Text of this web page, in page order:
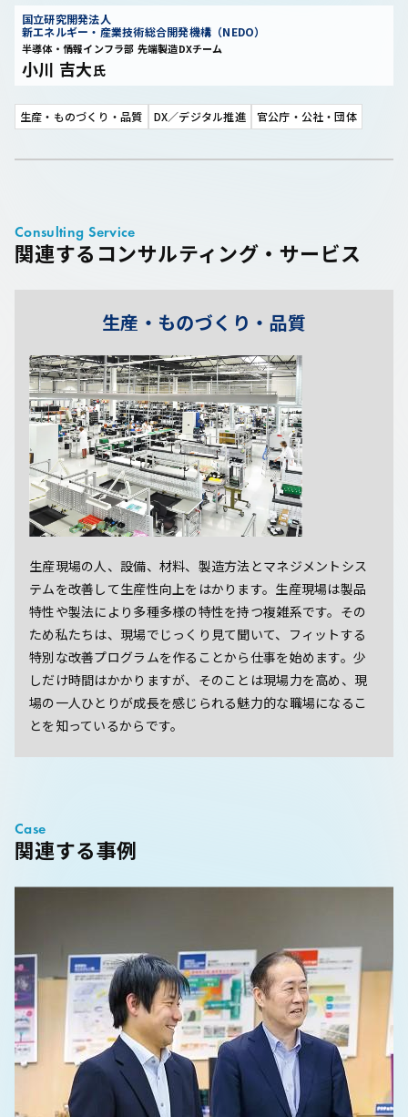
国立研究開発法人
新エネルギー・産業技術総合開発機構（NEDO）
半導体・情報インフラ部 先端製造DXチーム
小川 吉大氏
生産・ものづくり・品質 DX／デジタル推進 官公庁・公社・団体
関連するコンサルティング・サービス
Consulting Service
生産・ものづくり・品質
生産現場の人、設備、材料、製造方法とマネジメントシス
テムを改善して生産性向上をはかります。生産現場は製品
特性や製法により多種多様の特性を持つ複雑系です。その
ため私たちは、現場でじっくり見て聞いて、フィットする
特別な改善プログラムを作ることから仕事を始めます。少
しだけ時間はかかりますが、そのことは現場力を高め、現
場の一人ひとりが成長を感じられる魅力的な職場になるこ
とを知っているからです。
関連する事例
Case